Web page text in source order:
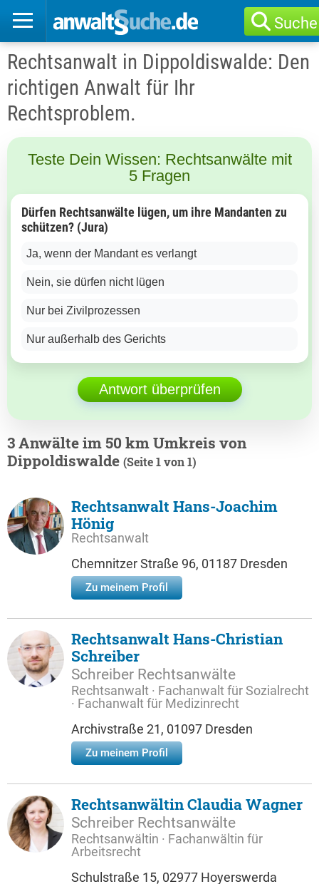
Suche
Rechtsanwalt in Dippoldiswalde: Den
richtigen Anwalt für Ihr
Rechtsproblem.
Teste Dein Wissen: Rechtsanwälte mit
5 Fragen
Dürfen Rechtsanwälte lügen, um ihre Mandanten zu
schützen? (Jura)
Ja, wenn der Mandant es verlangt
Nein, sie dürfen nicht lügen
Nur bei Zivilprozessen
Nur außerhalb des Gerichts
Antwort überprüfen
3 Anwälte im 50 km Umkreis von
Dippoldiswalde (Seite 1 von 1)
Rechtsanwalt Hans-Joachim
Hönig
Rechtsanwalt
Chemnitzer Straße 96, 01187 Dresden
Zu meinem Profil
Rechtsanwalt Hans-Christian
Schreiber
Schreiber Rechtsanwälte
Rechtsanwalt · Fachanwalt für Sozialrecht
· Fachanwalt für Medizinrecht
Archivstraße 21, 01097 Dresden
Zu meinem Profil
Rechtsanwältin Claudia Wagner
Schreiber Rechtsanwälte
Rechtsanwältin · Fachanwältin für
Arbeitsrecht
Schulstraße 15, 02977 Hoyerswerda